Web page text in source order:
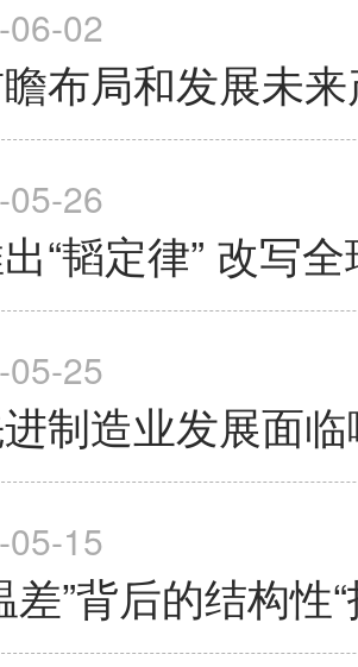
02
布局和发展未
26
“韬定律” 改写
25
制造业发展面
15
差”背后的结构性